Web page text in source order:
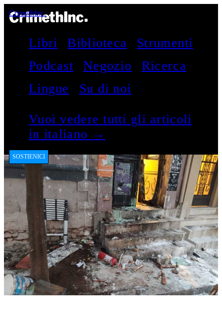
CrimethInc.
Libri Biblioteca
Strumenti
Podcast
Negozio
Ricerca
Lingue
Su di noi
Vuoi vedere tutti gli articoli
in italiano →
SOSTIENICI